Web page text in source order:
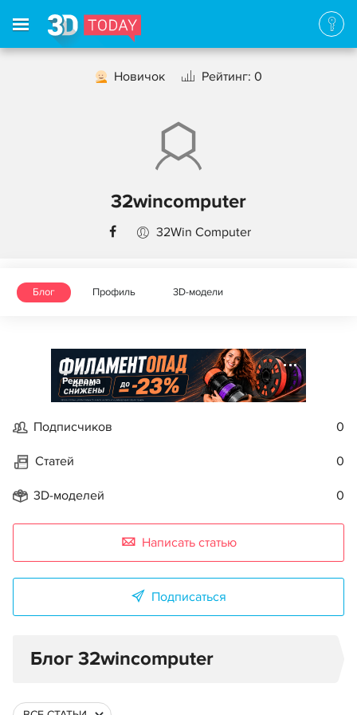
Новичок Рейтинг: 0
32wincomputer
32Win Computer
Блог Профиль 3D-модели
Реклама
Подписчиков 0
Статей 0
3D-моделей 0
Написать статью
Подписаться
Блог 32wincomputer